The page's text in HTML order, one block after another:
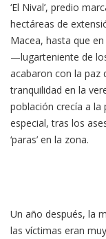
‘El Nival’, predio
hectáreas de
Macea, hasta que
—lugarteniente de
acabaron con la paz
tranquilidad en la
población crecía a la
especial, tras los
‘paras’ en la zona.
Un año después, la
las víctimas eran